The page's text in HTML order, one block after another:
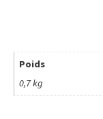
Poids
0,7 kg